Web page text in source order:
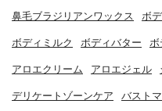
鼻毛ブラジリアンワックス ボ
ボディミルク ボディバター ボ
アロエクリーム アロエジェル
デリケートゾーンケア バスト